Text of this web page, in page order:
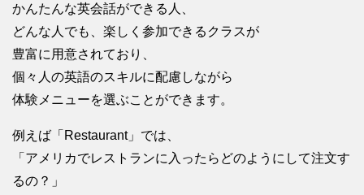
かんたんな英会話ができる人、
どんな人でも、楽しく参加できるクラスが
豊富に用意されており、
個々人の英語のスキルに配慮しながら
体験メニューを選ぶことができます。
例えば「Restaurant」では、
「アメリカでレストランに入ったらどのようにして注文す
るの？」